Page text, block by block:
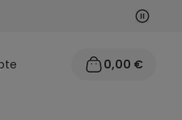
0,00 €